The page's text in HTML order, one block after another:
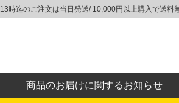
13時迄のご注文は当日発送/ 10,000円以上購入で送料
商品のお届けに関するお知らせ